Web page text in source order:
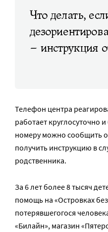
Что делать,
– инструкция
Телефон центра
работает круглосуточно
номеру можно сообщить
получить инструкцию в
родственника.
За 6 лет более 8 тысяч
помощь на «Островках
потерявшегогося
«Билайн», магазин